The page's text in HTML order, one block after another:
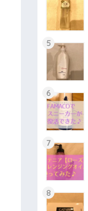
5
6
7
8